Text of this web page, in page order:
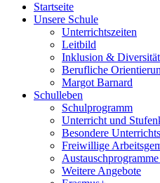
Startseite
Unsere Schule
Unterrichtszeiten
Leitbild
Inklusion & Diversität
Berufliche
Margot Barnard
Schulleben
Schulprogramm
Unterricht und
Besondere
Freiwillige
Weitere Angebote